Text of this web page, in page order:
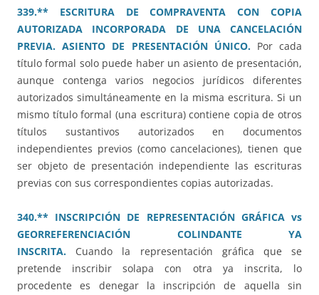
339.** ESCRITURA DE COMPRAVENTA CON COPIA
AUTORIZADA INCORPORADA DE UNA CANCELACIÓN
PREVIA. ASIENTO DE PRESENTACIÓN ÚNICO.Por cada
título formal solo puede haber un asiento de presentación,
aunque contenga varios negocios jurídicos diferentes
autorizados simultáneamente en la misma escritura. Si un
mismo título formal (una escritura) contiene copia de otros
títulos sustantivos autorizados en documentos
independientes previos (como cancelaciones), tienen que
ser objeto de presentación independiente las escrituras
previas con sus correspondientes copias autorizadas.
340.** INSCRIPCIÓN DE REPRESENTACIÓN GRÁFICA vs
GEORREFERENCIACIÓN COLINDANTE YA
INSCRITA. Cuando la representación gráfica que se
pretende inscribir solapa con otra ya inscrita, lo
procedente es denegar la inscripción de aquella sin